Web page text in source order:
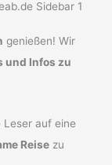
genießen! Wir
und Infos zu
Leser auf eine
Reise zu